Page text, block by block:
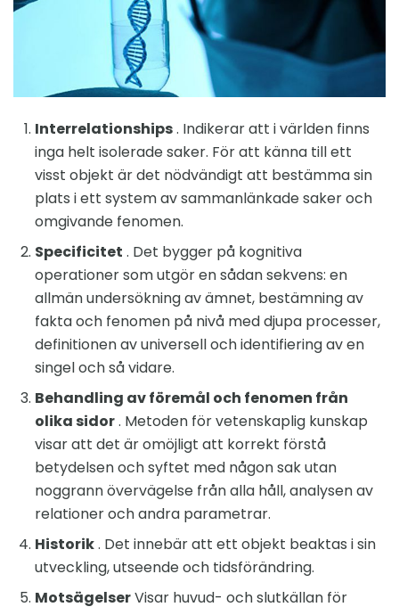
Interrelationships. Indikerar att i världen finns
inga helt isolerade saker. För att känna till ett
visst objekt är det nödvändigt att bestämma sin
plats i ett system av sammanlänkade saker och
omgivande fenomen.
Specificitet . Det bygger på kognitiva
operationer som utgör en sådan sekvens: en
allmän undersökning av ämnet, bestämning av
fakta och fenomen på nivå med djupa processer,
definitionen av universell och identifiering av en
singel och så vidare.
Behandling av föremål och fenomen från
olika sidor. Metoden för vetenskaplig kunskap
visar att det är omöjligt att korrekt förstå
betydelsen och syftet med någon sak utan
noggrann övervägelse från alla håll, analysen av
relationer och andra parametrar.
Historik. Det innebär att ett objekt beaktas i sin
utveckling, utseende och tidsförändring.
MotsägelserVisar huvud- och slutkällan för